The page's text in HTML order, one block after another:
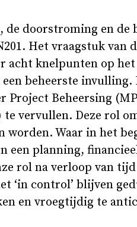
de doorstroming en
Het vraagstuk
acht knelpunten op
beheerste
Project Beheersing
vervullen. Deze rol
worden. Waar in het
een planning,
rol na verloop van
‘in control’ blijven
en vroegtijdig te